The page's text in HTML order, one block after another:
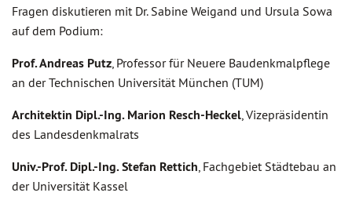
Fragen diskutieren mit Dr. Sabine Weigand und Ursula Sowa
auf dem Podium:
Prof. Andreas Putz, Professor für Neuere Baudenkmalpflege
an der Technischen Universität München (TUM)
Architektin Dipl.-Ing. Marion Resch-Heckel, Vizepräsidentin
des Landesdenkmalrats
Univ.-Prof. Dipl.-Ing. Stefan Rettich, Fachgebiet Städtebau an
der Universität Kassel